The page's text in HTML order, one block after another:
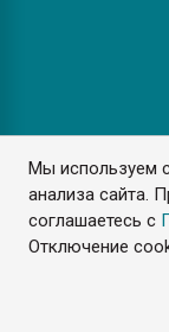
Мы используем
анализа сайта.
соглашаетесь с
Отключение
Разрешается